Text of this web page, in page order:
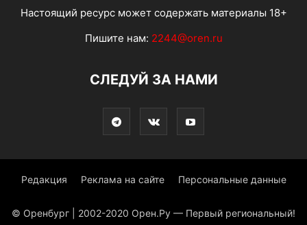
Настоящий ресурс может содержать материалы 18+
Пишите нам: 2244@oren.ru
СЛЕДУЙ ЗА НАМИ
Редакция Реклама на сайте Персональные данные
© Оренбург | 2002-2020 Орен.Ру — Первый региональный!